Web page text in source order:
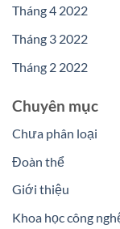
Tháng 4 2022
Tháng 3 2022
Tháng 2 2022
Chuyên mục
Chưa phân loại
Đoàn thể
Giới thiệu
Khoa học công